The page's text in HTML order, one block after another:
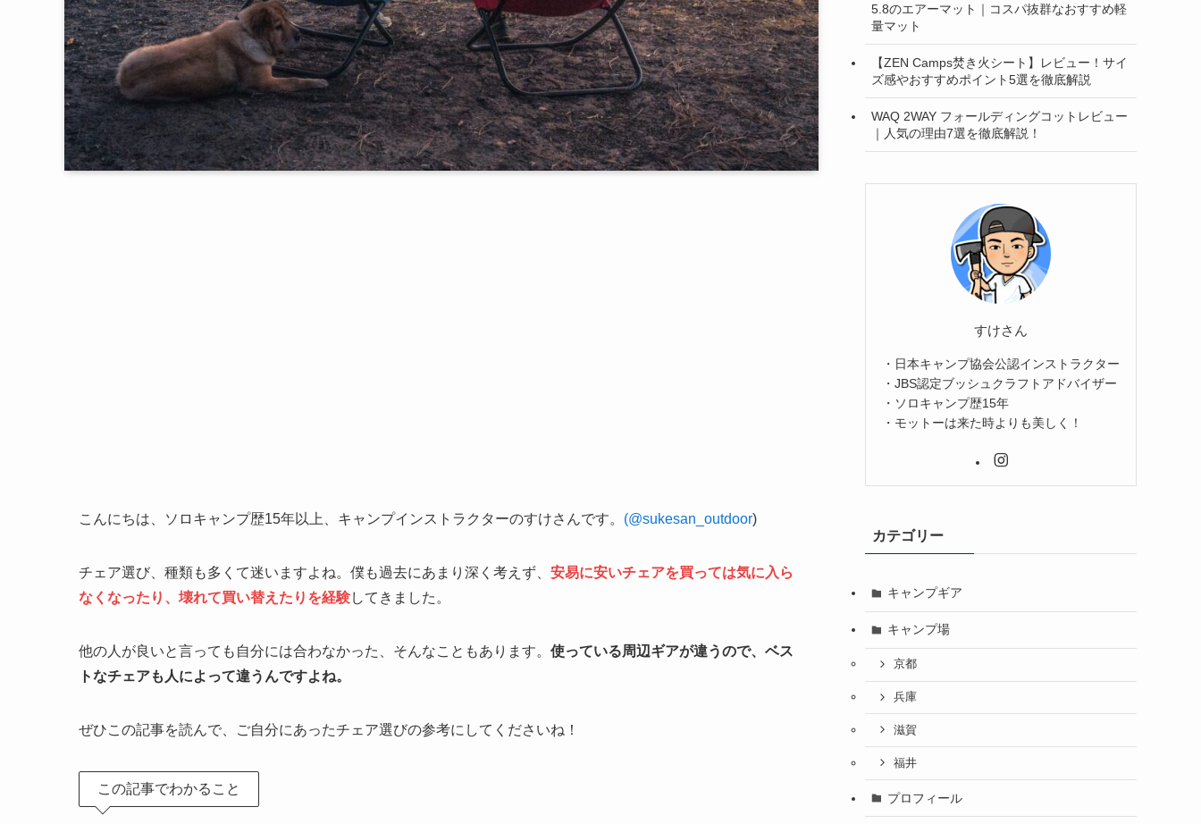
こんにちは、ソロキャンプ歴15年以上、キャンプインストラクターのすけさんです。 (@sukesan_outdoor)
チェア選び、種類も多くて迷いますよね。僕も過去にあまり深く考えず、 安易に安いチェアを買っては気に入ら
なくなったり、壊れて買い替えたりを経験してきました。
他の人が良いと言っても自分には合わなかった、そんなこともあります。 使っている周辺ギアが違うので、ベス
トなチェアも人によって違うんですよね。
ぜひこの記事を読んで、ご自分にあったチェア選びの参考にしてくださいね！
この記事でわかること
5.8のエアーマット｜コスパ抜群なおすすめ軽
量マット
【ZEN Camps焚き火シート】レビュー！サイ
ズ感やおすすめポイント5選を徹底解説
WAQ 2WAY フォールディングコットレビュー
｜人気の理由7選を徹底解説！
すけさん
・日本キャンプ協会公認インストラクター
・JBS認定ブッシュクラフトアドバイザー
・ソロキャンプ歴15年
・モットーは来た時よりも美しく！
カテゴリー
キャンプギア
キャンプ場
京都
兵庫
滋賀
福井
プロフィール